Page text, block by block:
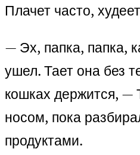
Плачет часто,
— Эх, папка, папка,
ушел. Тает она без
кошках держится, —
носом, пока
продуктами.